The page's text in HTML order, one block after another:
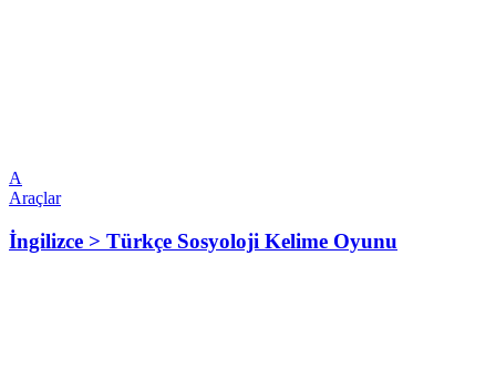
A
Araçlar
İngilizce > Türkçe Sosyoloji Kelime Oyunu